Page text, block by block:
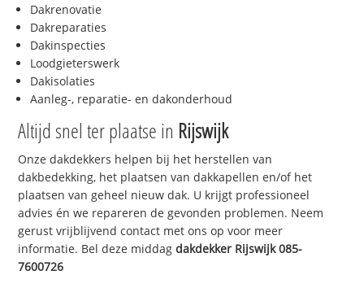
Dakrenovatie
Dakreparaties
Dakinspecties
Loodgieterswerk
Dakisolaties
Aanleg-, reparatie- en dakonderhoud
Altijd snel ter plaatse in Rijswijk
Onze dakdekkers helpen bij het herstellen van
dakbedekking, het plaatsen van dakkapellen en/of het
plaatsen van geheel nieuw dak. U krijgt professioneel
advies én we repareren de gevonden problemen. Neem
gerust vrijblijvend contact met ons op voor meer
informatie. Bel deze middagdakdekker Rijswijk085-
7600726